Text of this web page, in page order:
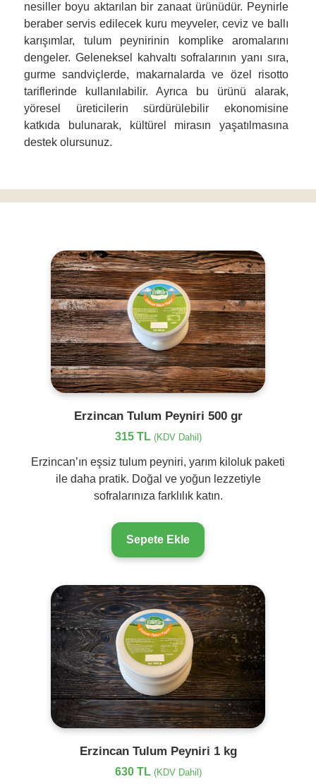
nesiller boyu aktarılan bir zanaat ürünüdür. Peynirle
beraber servis edilecek kuru meyveler, ceviz ve ballı
karışımlar, tulum peynirinin komplike aromalarını
dengeler. Geleneksel kahvaltı sofralarının yanı sıra,
gurme sandviçlerde, makarnalarda ve özel risotto
tariflerinde kullanılabilir. Ayrıca bu ürünü alarak,
yöresel üreticilerin sürdürülebilir ekonomisine
katkıda bulunarak, kültürel mirasın yaşatılmasına
destek olursunuz.
Erzincan Tulum Peyniri 500 gr
315 TL (KDV Dahil)
Erzincan’ın eşsiz tulum peyniri, yarım kiloluk paketi
ile daha pratik. Doğal ve yoğun lezzetiyle
sofralarınıza farklılık katın.
Sepete Ekle
Erzincan Tulum Peyniri 1 kg
630 TL (KDV Dahil)